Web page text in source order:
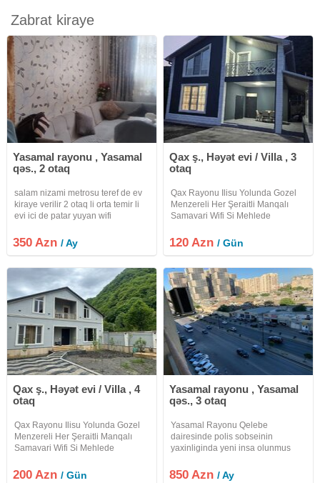
Zabrat kiraye
Yasamal rayonu , Yasamal
qəs., 2 otaq
salam nizami metrosu teref de ev
kiraye verilir 2 otaq li orta temir li
evi ici de patar yuyan wifi
ev di evi aile ve xanim lara ve
oglan lara verilir uzun mudetli
350 Azn/ Ay
Qax ş., Həyət evi / Villa , 3
otaq
Qax Rayonu Ilisu Yolunda Gozel
Menzereli Her Şeraitli Manqalı
Samavari Wifi Si Mehlede
Villa Kiraye Verilir Etrafli Melumat
Üçün Zeng Edin Xos Istirahetler
120 Azn/ Gün
Qax ş., Həyət evi / Villa , 4
otaq
Qax Rayonu Ilisu Yolunda Gozel
Menzereli Her Şeraitli Manqalı
Samavari Wifi Si Mehlede
Villa Kiraye Verilir Etrafli Melumat
200 Azn/ Gün
Yasamal rayonu , Yasamal
qəs., 3 otaq
Yasamal Rayonu Qelebe
dairesinde polis sobseinin
yaxinliginda yeni insa olunmus
sahesi 135 kv olan qanuni 3 otaqli
850 Azn/ Ay